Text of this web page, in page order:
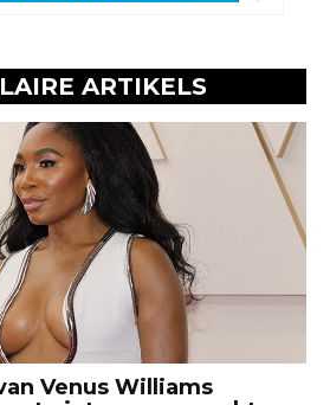
ARTIKELS
Venus Williams